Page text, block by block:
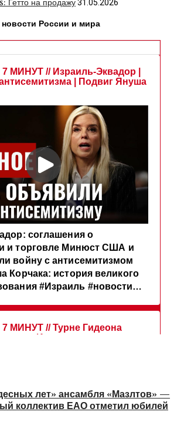
Гетто на продажу31.05.2026
России и мира
лет» ансамбля «Мазлтов» —
коллектив ЕАО отметил юбилей